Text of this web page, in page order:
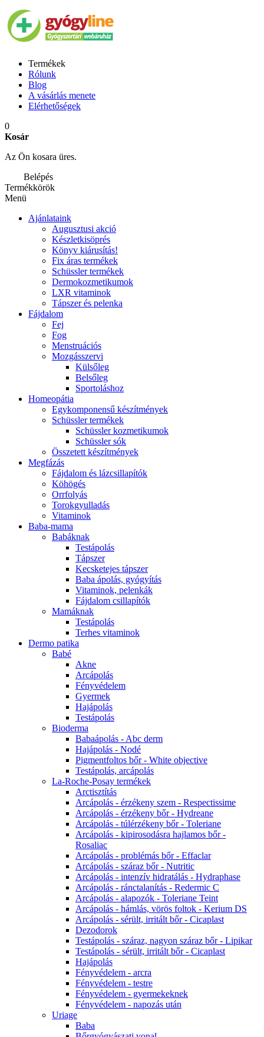
Termékek
Rólunk
Blog
A vásárlás menete
Elérhetőségek
0
Kosár
Az Ön kosara üres.
Belépés
Termékkörök
Menü
Ajánlataink
Augusztusi akció
Készletkisöprés
Könyv kiárusítás!
Fix áras termékek
Schüssler termékek
Dermokozmetikumok
LXR vitaminok
Tápszer és pelenka
Fájdalom
Fej
Fog
Menstruációs
Mozgásszervi
Külsőleg
Belsőleg
Sportoláshoz
Homeopátia
Egykomponensű készítmények
Schüssler termékek
Schüssler kozmetikumok
Schüssler sók
Összetett készítmények
Megfázás
Fájdalom és lázcsillapítók
Köhögés
Orrfolyás
Torokgyulladás
Vitaminok
Baba-mama
Babáknak
Testápolás
Tápszer
Kecsketejes tápszer
Baba ápolás, gyógyítás
Vitaminok, pelenkák
Fájdalom csillapítók
Mamáknak
Testápolás
Terhes vitaminok
Dermo patika
Babé
Akne
Arcápolás
Fényvédelem
Gyermek
Hajápolás
Testápolás
Bioderma
Babaápolás - Abc derm
Hajápolás - Nodé
Pigmentfoltos bőr - White objective
Testápolás, arcápolás
La-Roche-Posay termékek
Arctisztítás
Arcápolás - érzékeny szem - Respectissime
Arcápolás - érzékeny bőr - Hydreane
Arcápolás - túlérzékeny bőr - Toleriane
Arcápolás - kipirosodásra hajlamos bőr -
Rosaliac
Arcápolás - problémás bőr - Effaclar
Arcápolás - száraz bőr - Nutritic
Arcápolás - intenzív hidratálás - Hydraphase
Arcápolás - ránctalanítás - Redermic C
Arcápolás - alapozók - Toleriane Teint
Arcápolás - hámlás, vörös foltok - Kerium DS
Arcápolás - sérült, irritált bőr - Cicaplast
Dezodorok
Testápolás - száraz, nagyon száraz bőr - Lipikar
Testápolás - sérült, irritált bőr - Cicaplast
Hajápolás
Fényvédelem - arcra
Fényvédelem - testre
Fényvédelem - gyermekeknek
Fényvédelem - napozás után
Uriage
Baba